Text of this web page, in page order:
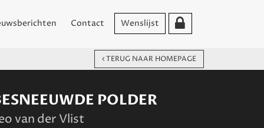
Contact Wenslijst
TERUG NAAR HOMEPAGE
POLDER
van der Vlist